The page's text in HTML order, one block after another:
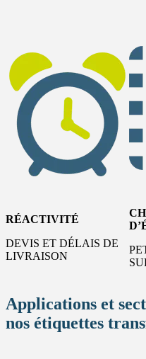
RÉACTIVITÉ
DEVIS ET DÉLAIS DE
LIVRAISON
Applications et
nos étiquettes